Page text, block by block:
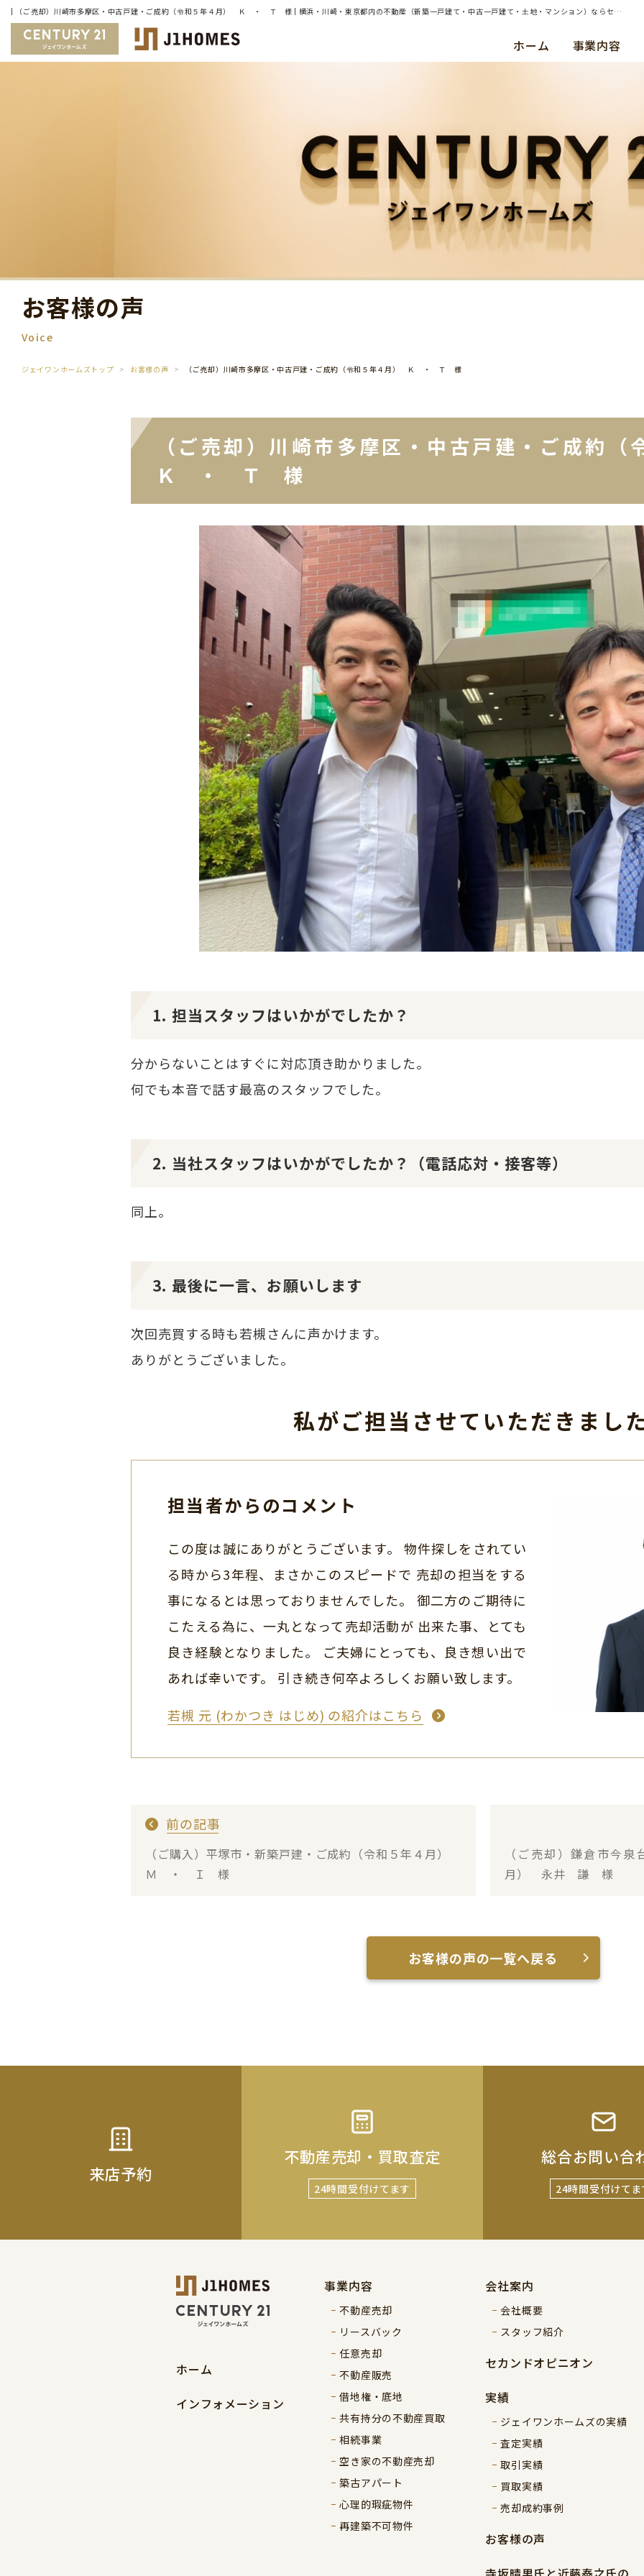
| （ご売却）川崎市多摩区・中古戸建・ご成約（令和５年４月） Ｋ ・ Ｔ 様 | 横浜・川崎・東京都内の不動産（新築一戸建て・中古一戸建て・土地・マンション）ならセンチュリー21ジェイワンホームズ
ホーム 事業内容
お客様の声
Voice
ジェイワンホームズトップ お客様の声 （ご売却）川崎市多摩区・中古戸建・ご成約（令和５年４月） Ｋ ・ Ｔ 様
（ご売却）川崎市多摩区・中古戸建・ご成約
Ｋ ・ Ｔ 様
1. 担当スタッフはいかがでしたか？
分からないことはすぐに対応頂き助かりました。
何でも本音で話す最高のスタッフでした。
2. 当社スタッフはいかがでしたか？（電話応対・接客等）
同上。
3. 最後に一言、お願いします
次回売買する時も若槻さんに声かけます。
ありがとうございました。
私がご担当させていただきまし
担当者からのコメント
この度は誠にありがとうございます。 物件探しをされてい
る時から3年程、まさかこのスピードで 売却の担当をする
事になるとは思っておりませんでした。 御二方のご期待に
こたえる為に、一丸となって売却活動が 出来た事、とても
良き経験となりました。 ご夫婦にとっても、良き想い出で
あれば幸いです。 引き続き何卒よろしくお願い致します。
若槻 元 (わかつき はじめ) の紹介はこちら
前の記事
（ご購入）平塚市・新築戸建・ご成約（令和５年４月）
Ｍ ・ Ｉ 様
（ご売却）鎌倉市今
月） 永井 謙 様
お客様の声の一覧へ戻る
来店予約
不動産売却・買取査定
24時間受付けてます
総合お問い合
24時間受付けてま
ホーム
インフォメーション
事業内容
不動産売却
リースバック
任意売却
不動産販売
借地権・底地
共有持分の不動産買取
相続事業
空き家の不動産売却
築古アパート
心理的瑕疵物件
再建築不可物件
会社案内
会社概要
スタッフ紹介
セカンドオピニオン
実績
ジェイワンホームズの実績
査定実績
取引実績
買取実績
売却成約事例
お客様の声